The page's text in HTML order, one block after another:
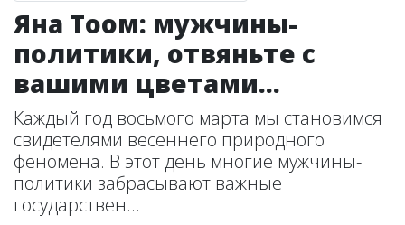
Яна Тоом: мужчины-
политики, отвяньте с
вашими цветами...
Каждый год восьмого марта мы становимся
свидетелями весеннего природного
феномена. В этот день многие мужчины-
политики забрасывают важные
государствен...